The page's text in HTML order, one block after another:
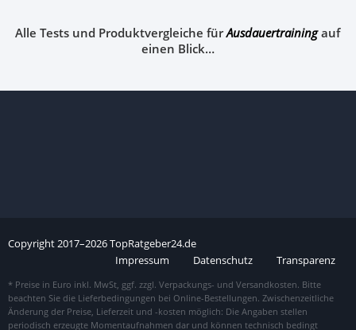
Alle Tests und Produktvergleiche fürAusdauertrainingauf
einen Blick…
Copyright2017–2026TopRatgeber24.de
Impressum
Datenschutz Transparenz